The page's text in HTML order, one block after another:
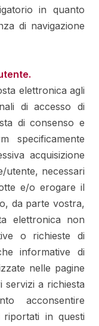
in quanto
di navigazione
elettronica agli
di accesso di
di consenso e
specificamente
acquisizione
utente, necessari
e/o erogare il
da parte vostra,
elettronica non
o richieste di
informative di
nelle pagine
servizi a richiesta
acconsentire
riportati in questi